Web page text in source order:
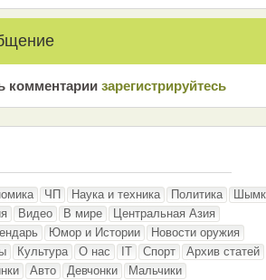
комментарии зарeгиcтрирyйтeсь
ЧП Наука и техника Политика
Видео В мире
Центральная Азия
Юмор и Истории
Новости оружия
Культура О нас IT Спорт
Архив статей
Авто Девчонки
Мальчики